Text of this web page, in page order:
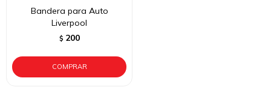
Bandera para Auto
Liverpool
$ 200